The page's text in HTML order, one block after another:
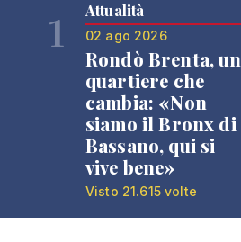
1 Attualità
02 ago 2026
Rondò Brenta, un
quartiere che
cambia: «Non
siamo il Bronx di
Bassano, qui si
vive bene»
Visto 21.615 volte